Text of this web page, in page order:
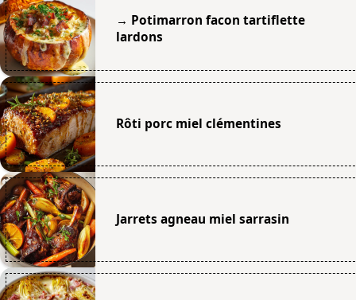
→ Potimarron facon tartiflette
lardons
Rôti porc miel clémentines
Jarrets agneau miel sarrasin